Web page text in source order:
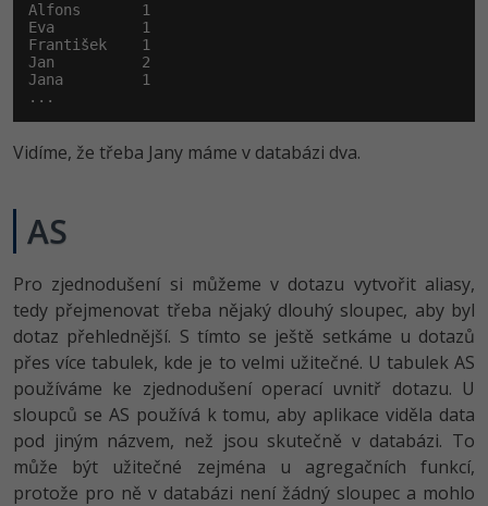
Alfons       1
Eva          1
František    1
Jan          2
Jana         1
...
Vidíme, že třeba Jany máme v databázi dva.
AS
Pro zjednodušení si můžeme v dotazu vytvořit aliasy,
tedy přejmenovat třeba nějaký dlouhý sloupec, aby byl
dotaz přehlednější. S tímto se ještě setkáme u dotazů
přes více tabulek, kde je to velmi užitečné. U tabulek AS
používáme ke zjednodušení operací uvnitř dotazu. U
sloupců se AS používá k tomu, aby aplikace viděla data
pod jiným názvem, než jsou skutečně v databázi. To
může být užitečné zejména u agregačních funkcí,
protože pro ně v databázi není žádný sloupec a mohlo